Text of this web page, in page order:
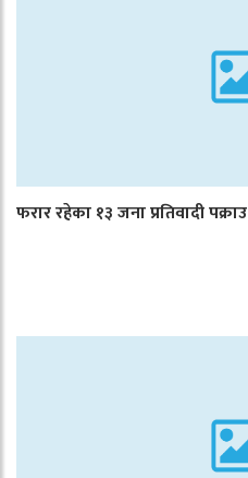
फरार रहेका १३ जना प्रतिवादी पक्राउ